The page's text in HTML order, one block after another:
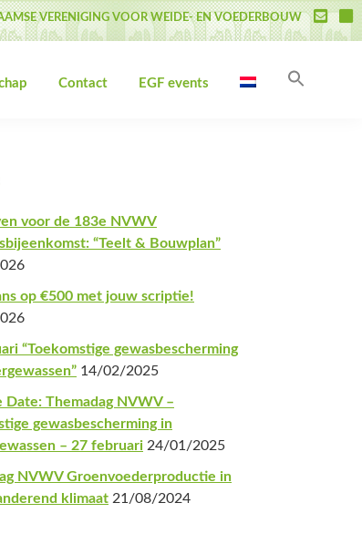
VERENIGING VOOR WEIDE- EN VOEDERBOUW
Contact EGF events
voor de 183e NVWV
“Teelt & Bouwplan”
op €500 met jouw scriptie!
“Toekomstige gewasbescherming
14/02/2025
Date: Themadag NVWV –
gewasbescherming in
– 27 februari 24/01/2025
NVWV Groenvoederproductie in
klimaat 21/08/2024